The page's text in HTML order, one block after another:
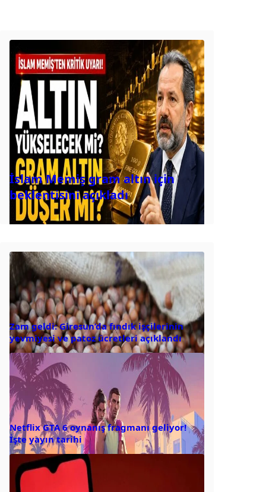
İslam Memiş gram altın için
beklentisini açıkladı
Zam geldi: Giresun’da fındık işçilerinin
yevmiyesi ve patoz ücretleri açıklandı
Netflix GTA 6 oynanış fragmanı geliyor!
İşte yayın tarihi